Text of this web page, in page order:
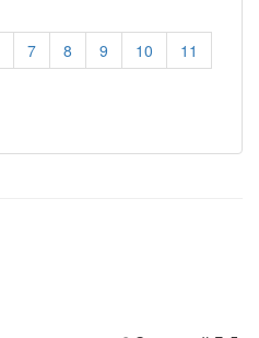
7 8 9 10
11